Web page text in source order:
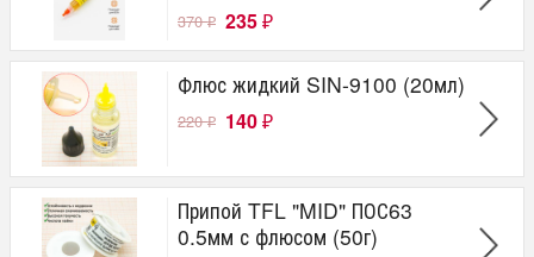
370₽ 235 ₽
Флюс жидкий SIN-9100 (20мл)
220₽ 140 ₽
Припой TFL "MID" ПОС63
0.5мм с флюсом (50г)